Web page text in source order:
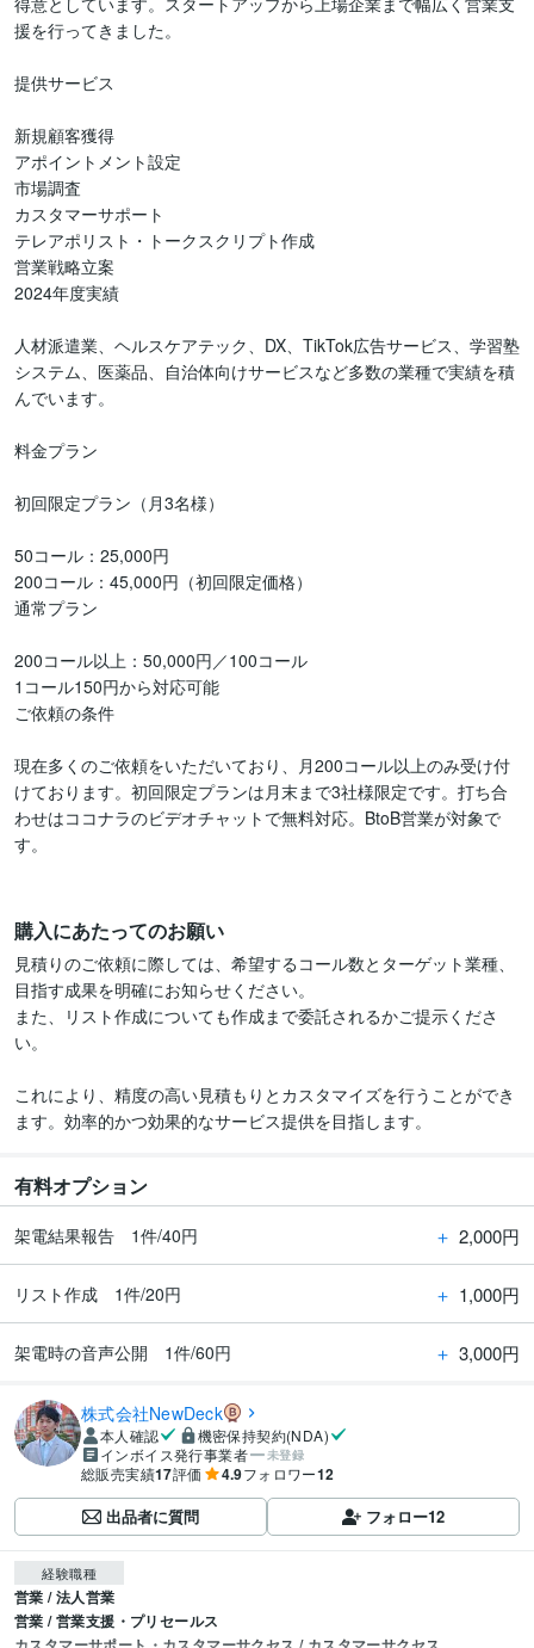
援を行ってきました。
提供サービス
新規顧客獲得
アポイントメント設定
市場調査
カスタマーサポート
テレアポリスト・トークスクリプト作成
営業戦略立案
2024年度実績
人材派遣業、ヘルスケアテック、DX、TikTok広告サービス、学習塾
システム、医薬品、自治体向けサービスなど多数の業種で実績を積
んでいます。
料金プラン
初回限定プラン（月3名様）
50コール：25,000円
200コール：45,000円（初回限定価格）
通常プラン
200コール以上：50,000円／100コール
1コール150円から対応可能
ご依頼の条件
現在多くのご依頼をいただいており、月200コール以上のみ受け付
けております。初回限定プランは月末まで3社様限定です。打ち合
わせはココナラのビデオチャットで無料対応。BtoB営業が対象で
す。
購入にあたってのお願い
見積りのご依頼に際しては、希望するコール数とターゲット業種、
目指す成果を明確にお知らせください。
また、リスト作成についても作成まで委託されるかご提示くださ
い。
これにより、精度の高い見積もりとカスタマイズを行うことができ
有料オプション
架電結果報告 1件/40円 ＋ 2,000円
リスト作成 1件/20円 ＋ 1,000円
架電時の音声公開 1件/60円 ＋ 3,000円
株式会社NewDeck
本人確認
機密保持契約(NDA)
インボイス発行事業者
未登録
総販売実績17評価 4.9フォロワー12
出品者に質問 フォロー12
経験職種
営業 / 法人営業
営業 / 営業支援・プリセールス